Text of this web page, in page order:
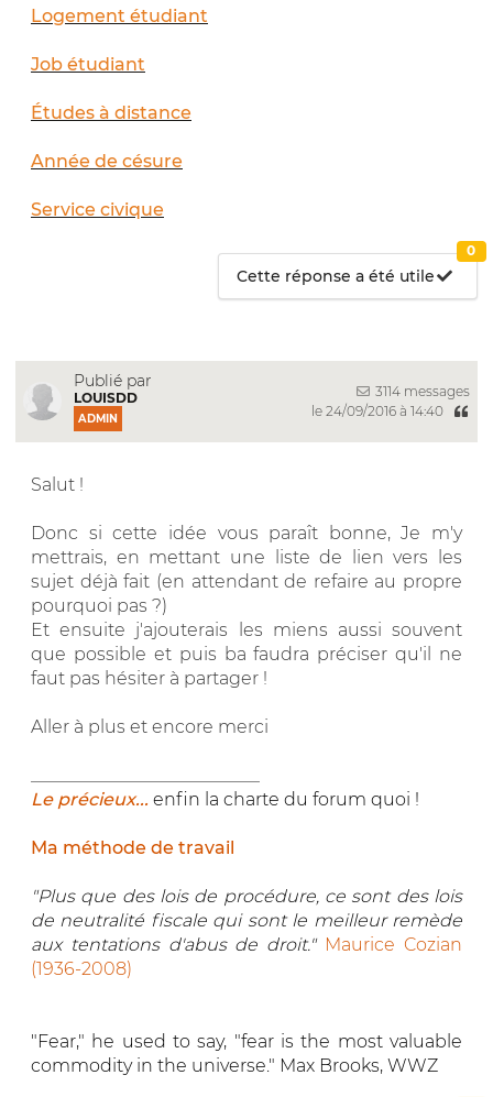
Logement étudiant
Job étudiant
Études à distance
Année de césure
Service civique
Cette réponse a été utile
0
Publié par
LOUISDD
ADMIN
3114 messages
le 24/09/2016 à 14:40
Salut !
Donc si cette idée vous paraît bonne, Je m'y
mettrais, en mettant une liste de lien vers les
sujet déjà fait (en attendant de refaire au propre
pourquoi pas ?)
Et ensuite j'ajouterais les miens aussi souvent
que possible et puis ba faudra préciser qu'il ne
faut pas hésiter à partager !
Aller à plus et encore merci
Le précieux... enfin la charte du forum quoi !
Ma méthode de travail
"Plus que des lois de procédure, ce sont des lois
de neutralité fiscale qui sont le meilleur remède
aux tentations d'abus de droit." Maurice Cozian
(1936-2008)
"Fear," he used to say, "fear is the most valuable
commodity in the universe." Max Brooks, WWZ